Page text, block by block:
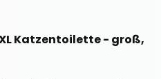
Katzentoilette - groß,